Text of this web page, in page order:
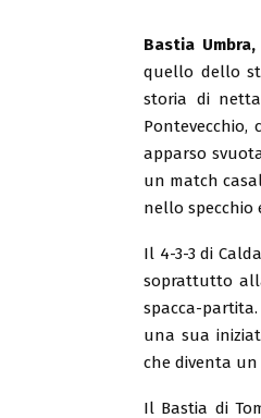
Bastia
quello dello
storia di
Pontevecchio,
apparso
un match
nello specchio
Il 4-3-3 di
soprattutto
spacca-
una sua
che diventa un
Il Bastia di